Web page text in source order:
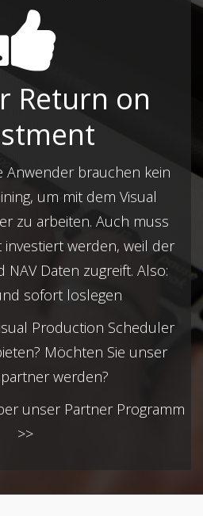
Return on
Anwender brauchen kein
um mit dem Visual
zu arbeiten. Auch muss
werden, weil der
NAV Daten zugreift. Also:
sofort loslegen
Production Scheduler
Möchten Sie unser
werden?
unser Partner Programm
>>